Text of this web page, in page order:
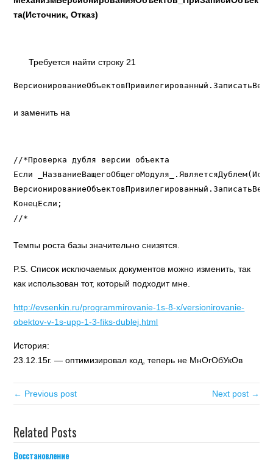
та(Источник, Отказ)
Требуется найти строку 21
и заменить на
//*Проверка дубля версии объекта
Если
КонецЕсли;
//*
Темпы роста базы значительно снизятся.
P.S. Список исключаемых документов можно изменить, так
как использован тот, который подходит мне.
http://evsenkin.ru/programmirovanie-1s-8-x/versionirovanie-
obektov-v-1s-upp-1-3-fiks-dublej.html
История:
23.12.15г. — оптимизировал код, теперь не МнОгОбУкОв
← Previous post Next post →
Related Posts
Восстановление